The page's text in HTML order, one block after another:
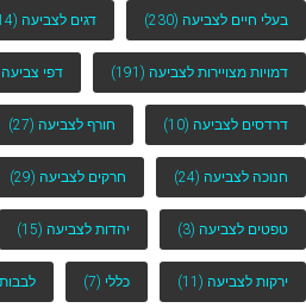
בעלי חיים לצביעה (230) דגים לצביעה (14)
דמויות מצויירות לצביעה (191) דפי צביעה
דרדסים לצביעה (10) חורף לצביעה (27)
חנוכה לצביעה (24) חרקים לצביעה (29)
טפטים לצביעה (3) יהדות לצביעה (15)
ירקות לצביעה (11) כללי (7)